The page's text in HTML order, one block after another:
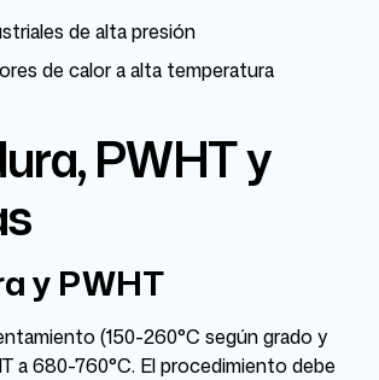
de alta presión
de calor a alta temperatura
PWHT y
y PWHT
(150-260°C según grado y
a 680-760°C. El procedimiento debe